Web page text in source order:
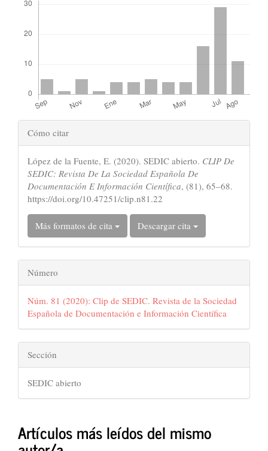
Detalles
del
artículo
Cómo citar
López de la Fuente, E. (2020). SEDIC abierto. CLIP De
SEDIC: Revista De La Sociedad Española De
Documentación E Información Científica, (81), 65–68.
https://doi.org/10.47251/clip.n81.22
Más formatos de cita Descargar cita
Número
Núm. 81 (2020): Clip de SEDIC. Revista de la Sociedad
Española de Documentación e Información Científica
Sección
SEDIC abierto
Artículos más leídos del mismo